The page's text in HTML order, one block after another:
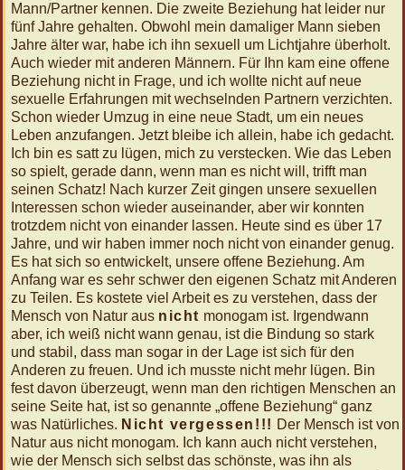
Mann/Partner kennen. Die zweite Beziehung hat leider nur
fünf Jahre gehalten. Obwohl mein damaliger Mann sieben
Jahre älter war, habe ich ihn sexuell um Lichtjahre überholt.
Auch wieder mit anderen Männern. Für Ihn kam eine offene
Beziehung nicht in Frage, und ich wollte nicht auf neue
sexuelle Erfahrungen mit wechselnden Partnern verzichten.
Schon wieder Umzug in eine neue Stadt, um ein neues
Leben anzufangen. Jetzt bleibe ich allein, habe ich gedacht.
Ich bin es satt zu lügen, mich zu verstecken. Wie das Leben
so spielt, gerade dann, wenn man es nicht will, trifft man
seinen Schatz! Nach kurzer Zeit gingen unsere sexuellen
Interessen schon wieder auseinander, aber wir konnten
trotzdem nicht von einander lassen. Heute sind es über 17
Jahre, und wir haben immer noch nicht von einander genug.
Es hat sich so entwickelt, unsere offene Beziehung. Am
Anfang war es sehr schwer den eigenen Schatz mit Anderen
zu Teilen. Es kostete viel Arbeit es zu verstehen, dass der
Mensch von Natur aus nicht monogam ist. Irgendwann
aber, ich weiß nicht wann genau, ist die Bindung so stark
und stabil, dass man sogar in der Lage ist sich für den
Anderen zu freuen. Und ich musste nicht mehr lügen. Bin
fest davon überzeugt, wenn man den richtigen Menschen an
seine Seite hat, ist so genannte „offene Beziehung“ ganz
was Natürliches. Nicht vergessen!!! Der Mensch ist von
Natur aus nicht monogam. Ich kann auch nicht verstehen,
wie der Mensch sich selbst das schönste, was ihn als
Rücken
und
Po
Veda
finden
 Folgen  Twittern  